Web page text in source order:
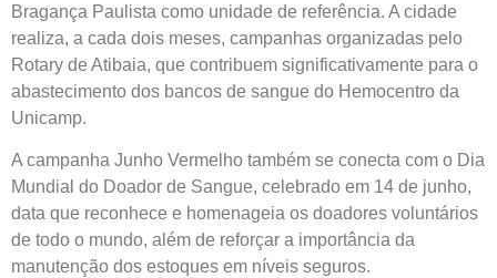
Bragança Paulista como unidade de referência. A cidade
realiza, a cada dois meses, campanhas organizadas pelo
Rotary de Atibaia, que contribuem significativamente para o
abastecimento dos bancos de sangue do Hemocentro da
Unicamp.
A campanha Junho Vermelho também se conecta com o Dia
Mundial do Doador de Sangue, celebrado em 14 de junho,
data que reconhece e homenageia os doadores voluntários
de todo o mundo, além de reforçar a importância da
manutenção dos estoques em níveis seguros.